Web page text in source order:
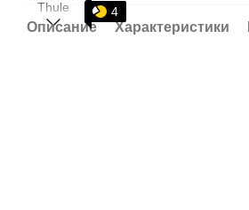
4
Описание Характеристики